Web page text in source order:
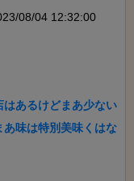
08/04 12:32:00
あるけどまあ少ない
味は特別美味くはな